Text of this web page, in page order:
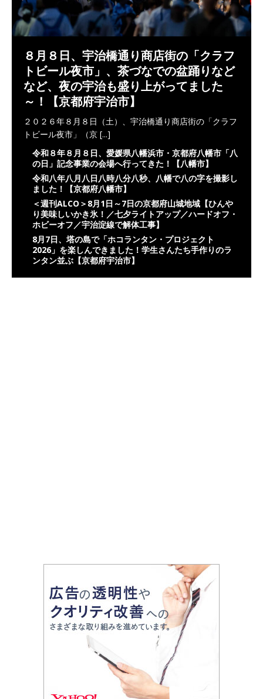
８月８日、宇治橋通り商店街の「クラフ
トビール夜市」、茶づなでの盆踊りなど
など、夜の宇治も盛り上がってました
～！【京都府宇治市】
２０２６年８月８日（土）、宇治橋通り商店街の「クラフ
トビール夜市」（京 [...]
令和８年８月８日、愛媛県八幡浜市・京都府八幡市「八
の日」記念事業の会場へ行ってきた！【八幡市】
令和八年八月八日八時八分八秒、八幡で八の字を撮影し
ました！【京都府八幡市】
＜週刊ALCO＞8月1日～7日の京都府山城地域【ひんや
り美味しいかき氷！／七夕ライトアップ／ハードオフ・
ホビーオフ／宇治淀線で解体工事】
8月7日、塔の島で「ホコランタン・プロジェクト
2026」を楽しんできました！学生さんたち手作りのラ
ンタン並ぶ【京都府宇治市】